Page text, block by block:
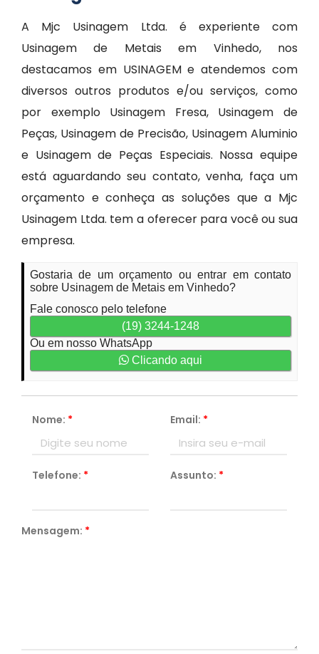
A Mjc Usinagem Ltda. é experiente com
Usinagem de Metais em Vinhedo, nos
destacamos em USINAGEM e atendemos com
diversos outros produtos e/ou serviços, como
por exemplo Usinagem Fresa, Usinagem de
Peças, Usinagem de Precisão, Usinagem Aluminio
e Usinagem de Peças Especiais. Nossa equipe
está aguardando seu contato, venha, faça um
orçamento e conheça as soluções que a Mjc
Usinagem Ltda. tem a oferecer para você ou sua
empresa.
Gostaria de um orçamento ou entrar em contato
sobre Usinagem de Metais em Vinhedo?
Fale conosco pelo telefone
(19) 3244-1248
Ou em nosso WhatsApp
Clicando aqui
Nome: * Email: *
Telefone: * Assunto: *
Mensagem: *